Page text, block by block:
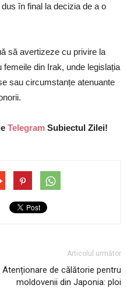
în final la decizia de a o
să avertizeze cu privire la
din Irak, unde legislația
sau circumstanțe atenuante
Telegram Subiectul Zilei!
Articolul următor
Atenționare de călătorie pentru
moldovenii din Japonia: ploi